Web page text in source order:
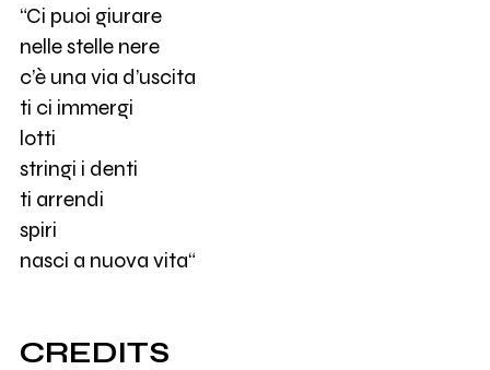
“Ci puoi giurare
nelle stelle nere
c’è una via d’uscita
ti ci immergi
lotti
stringi i denti
ti arrendi
spiri
nasci a nuova vita“
CREDITS